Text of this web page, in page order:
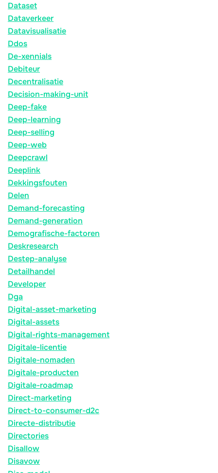
Dataset
Dataverkeer
Datavisualisatie
Ddos
De-xennials
Debiteur
Decentralisatie
Decision-making-unit
Deep-fake
Deep-learning
Deep-selling
Deep-web
Deepcrawl
Deeplink
Dekkingsfouten
Delen
Demand-forecasting
Demand-generation
Demografische-factoren
Deskresearch
Destep-analyse
Detailhandel
Developer
Dga
Digital-asset-marketing
Digital-assets
Digital-rights-management
Digitale-licentie
Digitale-nomaden
Digitale-producten
Digitale-roadmap
Direct-marketing
Direct-to-consumer-d2c
Directe-distributie
Directories
Disallow
Disavow